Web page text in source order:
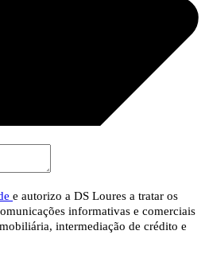
e autorizo a DS Loures a tratar os
informativas e comerciais
intermediação de crédito e